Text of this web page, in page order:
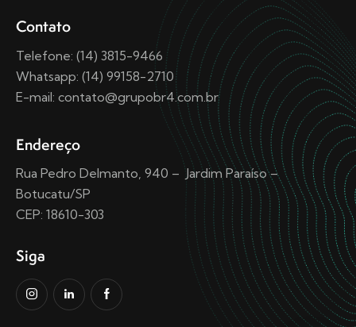
Contato
Telefone: (14) 3815-9466
Whatsapp: (14) 99158-2710
E-mail: contato@grupobr4.com.br
Endereço
Rua Pedro Delmanto, 940 – Jardim Paraíso –
Botucatu/SP
CEP: 18610-303
Siga